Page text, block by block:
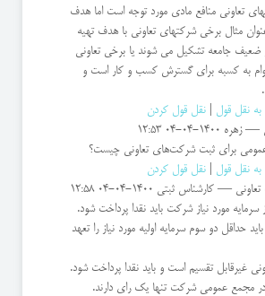
تعاونی منافع مادی مورد توجه است اما هدف
مثال برخی شرکتهای تعاونی با هدف تهیه
ضعیف جامعه تشکیل می شوند یا برخی تعاونی
به کسبه برای گسترش کسب و کار است و
به نقل قول
نقل قول کردن
—زهره 1400-04-04 12:53
برای ثبت شرکت‌های تعاونی چیست؟
به نقل قول
نقل قول کردن
— کارشناس ثبتی 1400-04-04 12:58
مورد نیاز شرکت باید نقدا پرداخت شود.
حداقل دو سوم سرمایه اولیه مورد نیاز را تعهد
غیرقابل تقسیم است و باید نقدا پرداخت شود.
مجمع عمومی شرکت تنها یک رای دارند.